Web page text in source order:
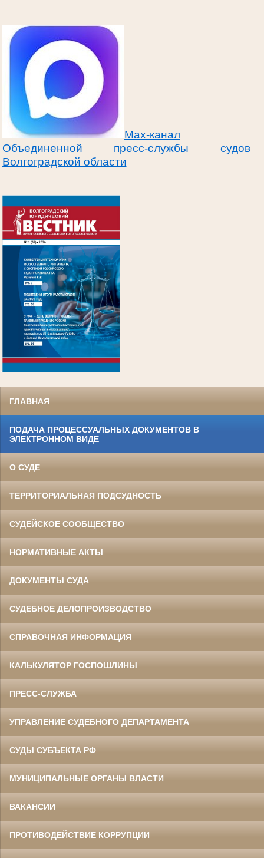
Max-канал
Объединенной пресс-службы судов
Волгоградской области
ГЛАВНАЯ
ПОДАЧА ПРОЦЕССУАЛЬНЫХ ДОКУМЕНТОВ В
ЭЛЕКТРОННОМ ВИДЕ
О СУДЕ
ТЕРРИТОРИАЛЬНАЯ ПОДСУДНОСТЬ
СУДЕЙСКОЕ СООБЩЕСТВО
НОРМАТИВНЫЕ АКТЫ
ДОКУМЕНТЫ СУДА
СУДЕБНОЕ ДЕЛОПРОИЗВОДСТВО
СПРАВОЧНАЯ ИНФОРМАЦИЯ
КАЛЬКУЛЯТОР ГОСПОШЛИНЫ
ПРЕСС-СЛУЖБА
УПРАВЛЕНИЕ СУДЕБНОГО ДЕПАРТАМЕНТА
СУДЫ СУБЪЕКТА РФ
МУНИЦИПАЛЬНЫЕ ОРГАНЫ ВЛАСТИ
ВАКАНСИИ
ПРОТИВОДЕЙСТВИЕ КОРРУПЦИИ